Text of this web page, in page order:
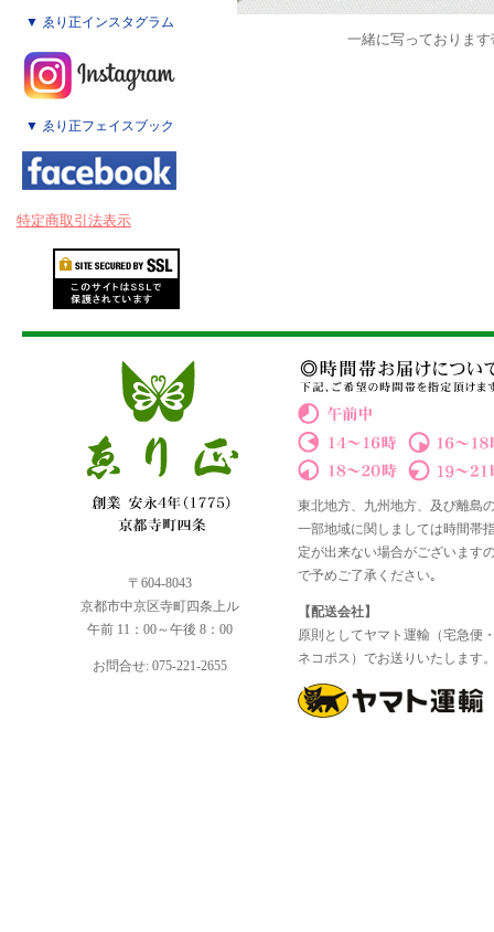
▼ ゑり正インスタグラム
▼ ゑり正フェイスブック
特定商取引法表示
一緒に写っておりま
〒604-8043
京都市中京区寺町四条上ル
午前 11：00～午後 8：00
お問合せ: 075-221-2655
東北地方、九州地方、及び離島
一部地域に関しましては時間帯
定が出来ない場合がございます
で予めご了承ください｡
【配送会社】
原則としてヤマト運輸（宅急便
ネコポス）でお送りいたします